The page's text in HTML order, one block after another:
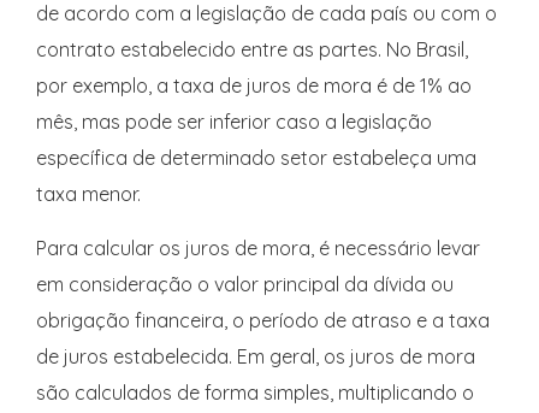
de acordo com a legislação de cada país ou com o
contrato estabelecido entre as partes. No Brasil,
por exemplo, a taxa de juros de mora é de 1% ao
mês, mas pode ser inferior caso a legislação
específica de determinado setor estabeleça uma
taxa menor.
Para calcular os juros de mora, é necessário levar
em consideração o valor principal da dívida ou
obrigação financeira, o período de atraso e a taxa
de juros estabelecida. Em geral, os juros de mora
são calculados de forma simples, multiplicando o